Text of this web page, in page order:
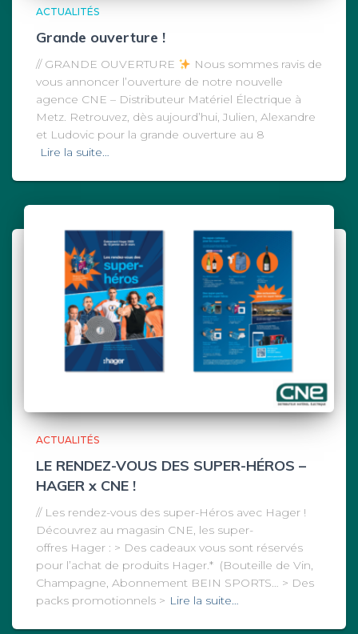
ACTUALITÉS
Grande ouverture !
// GRANDE OUVERTURE
Nous sommes ravis de
vous annoncer l’ouverture de notre nouvelle
agence CNE – Distributeur Matériel Électrique à
Metz. Retrouvez, dès aujourd’hui, Julien, Alexandre
et Ludovic pour la grande ouverture au 8
Lire la suite…
ACTUALITÉS
LE RENDEZ-VOUS DES SUPER-HÉROS –
HAGER x CNE !
// Les rendez-vous des super-Héros avec Hager !
Découvrez au magasin CNE, les super-
offres Hager : > Des cadeaux vous sont réservés
pour l’achat de produits Hager.* (Bouteille de Vin,
Champagne, Abonnement BEIN SPORTS… > Des
packs promotionnels > Lire la suite…